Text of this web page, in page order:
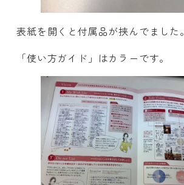
表紙を開くと付属品が挟んでました。
「使い方ガイド」はカラーです。